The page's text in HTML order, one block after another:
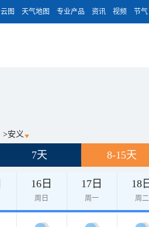
云图 天气地图 专业产品 资讯 视频 节气
>安义
7天 8-15天
16日
周日
17日
周一
18
周二